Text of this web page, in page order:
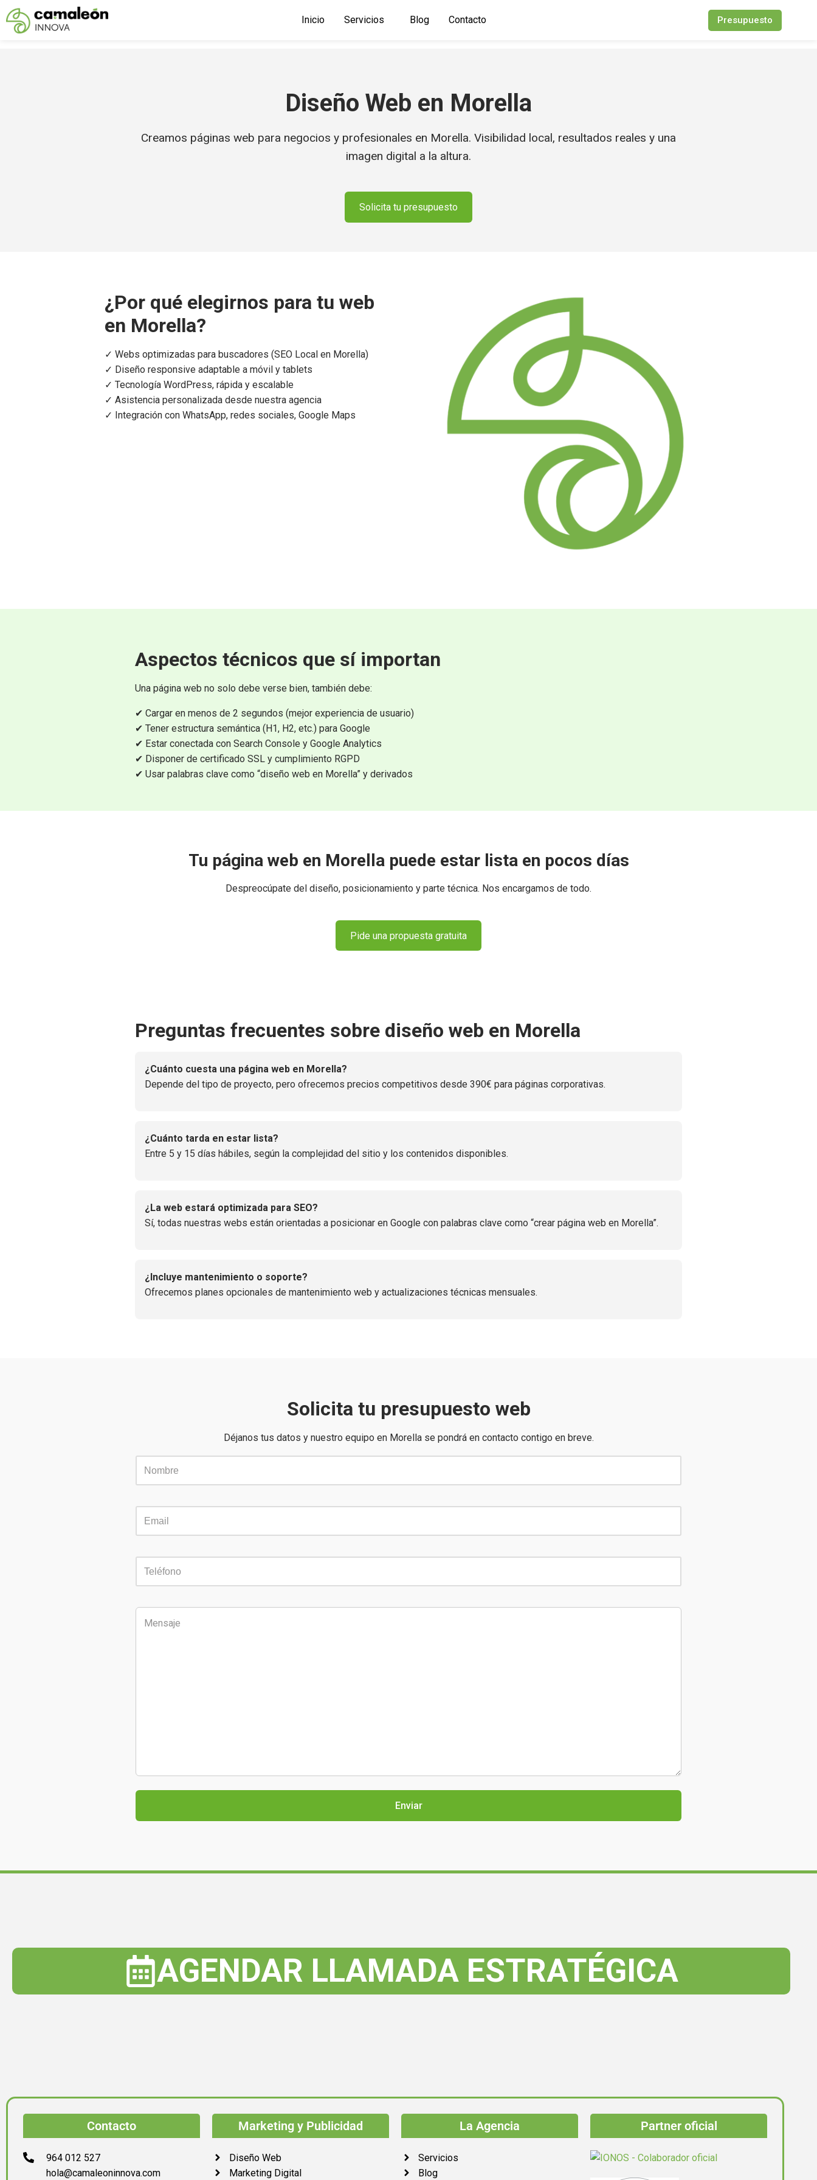
Saltar
Inicio Servicios Blog Contacto Presupuesto
Diseño Web en Morella
Creamos páginas web para negocios y profesionales en Morella. Visibilidad local, resultados reales y una
imagen digital a la altura.
Solicita tu presupuesto
¿Por qué elegirnos para tu web
en Morella?
✓ Webs optimizadas para buscadores (SEO Local en Morella)
✓ Diseño responsive adaptable a móvil y tablets
✓ Tecnología WordPress, rápida y escalable
✓ Asistencia personalizada desde nuestra agencia
✓ Integración con WhatsApp, redes sociales, Google Maps
Aspectos técnicos que sí importan
Una página web no solo debe verse bien, también debe:
✔ Cargar en menos de 2 segundos (mejor experiencia de usuario)
✔ Tener estructura semántica (H1, H2, etc.) para Google
✔ Estar conectada con Search Console y Google Analytics
✔ Disponer de certificado SSL y cumplimiento RGPD
✔ Usar palabras clave como “diseño web en Morella” y derivados
Tu página web en Morella puede estar lista en pocos días
Despreocúpate del diseño, posicionamiento y parte técnica. Nos encargamos de todo.
Pide una propuesta gratuita
Preguntas frecuentes sobre diseño web en Morella
¿Cuánto cuesta una página web en Morella?
Depende del tipo de proyecto, pero ofrecemos precios competitivos desde 390€ para páginas corporativas.
¿Cuánto tarda en estar lista?
Entre 5 y 15 días hábiles, según la complejidad del sitio y los contenidos disponibles.
¿La web estará optimizada para SEO?
Sí, todas nuestras webs están orientadas a posicionar en Google con palabras clave como “crear página web en Morella”.
¿Incluye mantenimiento o soporte?
Ofrecemos planes opcionales de mantenimiento web y actualizaciones técnicas mensuales.
Solicita tu presupuesto web
Déjanos tus datos y nuestro equipo en Morella se pondrá en contacto contigo en breve.
AGENDAR LLAMADA ESTRATÉGICA
Contacto
964 012 527
hola@camaleoninnova.com
Marketing y Publicidad
Diseño Web
Marketing Digital
La Agencia
Servicios
Blog
Partner oficial